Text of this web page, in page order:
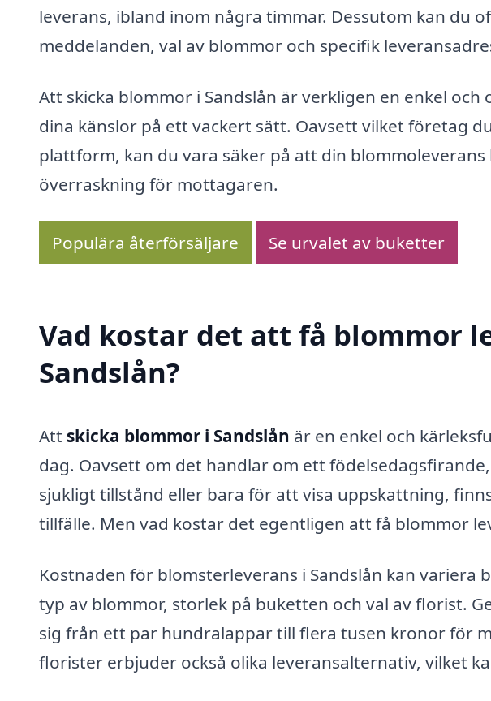
leverans, ibland inom några timmar. Dessutom kan du
meddelanden, val av blommor och specifik
Att skicka blommor i Sandslån är verkligen en enkel
dina känslor på ett vackert sätt. Oavsett vilket företag
plattform, kan du vara säker på att din
överraskning för mottagaren.
Populära återförsäljare Se urvalet av buketter
Vad kostar det att få blommor
Sandslån?
Att skicka blommor i Sandslån är en enkel och
dag. Oavsett om det handlar om ett
sjukligt tillstånd eller bara för att visa uppskattning,
tillfälle. Men vad kostar det egentligen att få blommor
Kostnaden för blomsterleverans i Sandslån kan variera
typ av blommor, storlek på buketten och val av florist.
sig från ett par hundralappar till flera tusen kronor för
florister erbjuder också olika leveransalternativ, vilket